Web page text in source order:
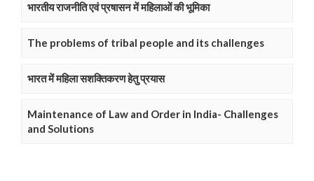
भारतीय राजनीति एवं प्रषासन में महिलाओं की भूमिका
The problems of tribal people and its challenges
भारत में महिला सशक्तिकरण हेतु प्रयास
Maintenance of Law and Order in India- Challenges
and Solutions